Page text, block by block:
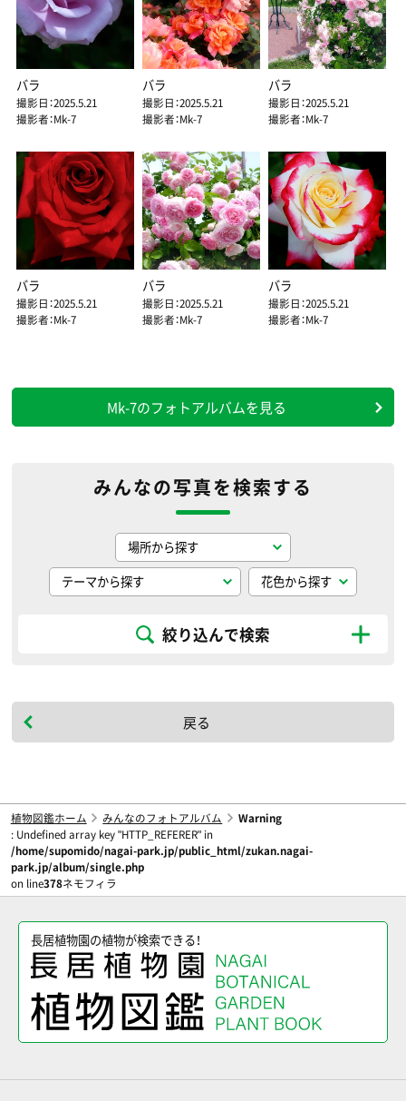
バラ
撮影日：2025.5.21
撮影者：Mk-7
バラ
撮影日：2025.5.21
撮影者：Mk-7
バラ
撮影日：2025.5.21
撮影者：Mk-7
バラ
撮影日：2025.5.21
撮影者：Mk-7
バラ
撮影日：2025.5.21
撮影者：Mk-7
バラ
撮影日：2025.5.21
撮影者：Mk-7
Mk-7のフォトアルバムを見る
みんなの写真を検索する
絞り込んで検索
戻る
植物図鑑ホーム みんなのフォトアルバム
Warning
: Undefined array key "HTTP_REFERER" in
/home/supomido/nagai-park.jp/public_html/zukan.nagai-
park.jp/album/single.php
on line378ネモフィラ
長居植物園の植物が検索できる！